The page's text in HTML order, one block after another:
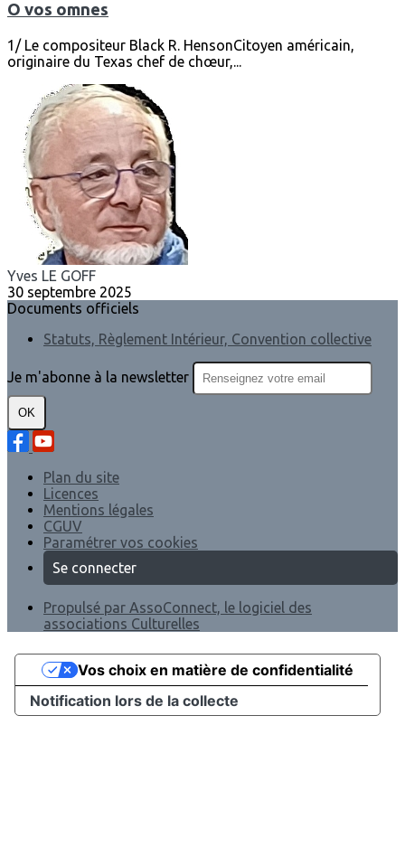
O vos omnes
1/ Le compositeur Black R. HensonCitoyen américain,
originaire du Texas chef de chœur,...
Yves LE GOFF
30 septembre 2025
Documents officiels
Statuts, Règlement Intérieur, Convention collective
Je m'abonne à la newsletter
OK
Plan du site
Licences
Mentions légales
CGUV
Paramétrer vos cookies
Se connecter
Propulsé par AssoConnect, le logiciel des
associations Culturelles
Notification lors de la collecte
Vos choix en matière de confidentialité